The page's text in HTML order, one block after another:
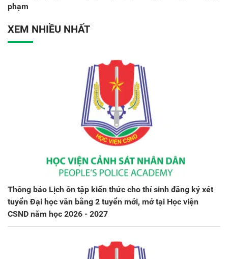
phạm
XEM NHIỀU NHẤT
Thông báo Lịch ôn tập kiến thức cho thí sinh đăng ký xét
tuyển Đại học văn bằng 2 tuyển mới, mở tại Học viện
CSND năm học 2026 - 2027